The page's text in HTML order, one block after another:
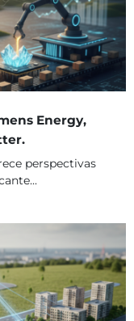
Energy,
perspectivas